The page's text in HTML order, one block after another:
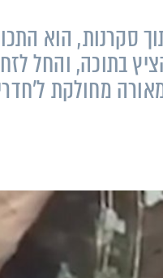
סקרנות, הוא
בתוכה, והחל
מחולקת